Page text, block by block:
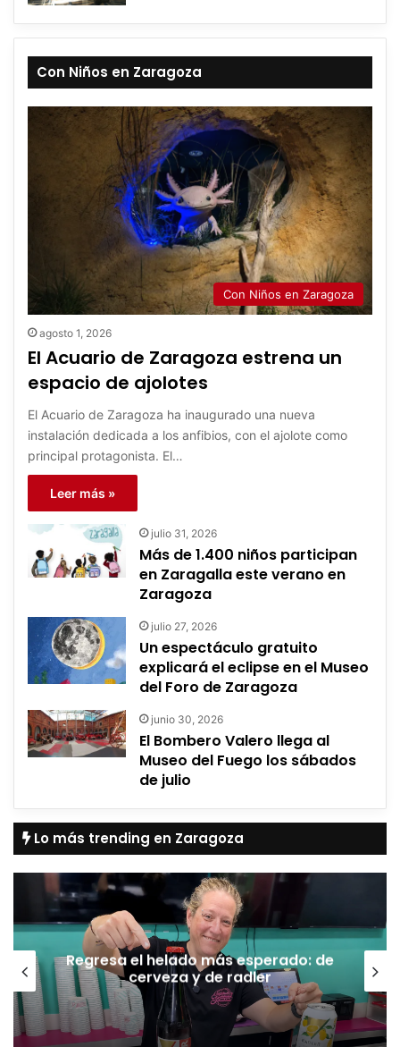
Con Niños en Zaragoza
Con Niños en Zaragoza
agosto 1, 2026
El Acuario de Zaragoza estrena un
espacio de ajolotes
El Acuario de Zaragoza ha inaugurado una nueva
instalación dedicada a los anfibios, con el ajolote como
principal protagonista. El…
Leer más »
julio 31, 2026
Más de 1.400 niños participan
en Zaragalla este verano en
Zaragoza
julio 27, 2026
Un espectáculo gratuito
explicará el eclipse en el Museo
del Foro de Zaragoza
junio 30, 2026
El Bombero Valero llega al
Museo del Fuego los sábados
de julio
Lo más trending en Zaragoza
Regresa el helado más esperado: de
cerveza y de radler